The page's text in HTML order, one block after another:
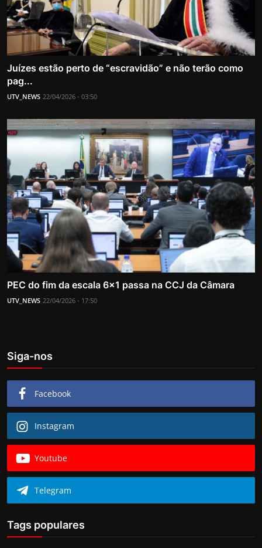
Juízes estão perto de “escravidão” e não terão como
pag...
UTV_NEWS 22/04/2026 - 03:50
PEC do fim da escala 6×1 passa na CCJ da Câmara
UTV_NEWS 22/04/2026 - 17:50
Siga-nos
Facebook
Instagram
Youtube
Telegram
Tags populares